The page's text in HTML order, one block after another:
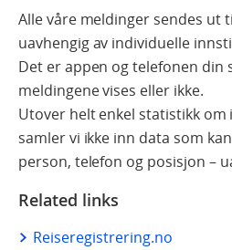
Alle våre meldinger sendes ut
uavhengig av individuelle
Det er appen og telefonen din
meldingene vises eller ikke.
Utover helt enkel statistikk
samler vi ikke inn data som
person, telefon og posisjon –
Related links
Reiseregistrering.no